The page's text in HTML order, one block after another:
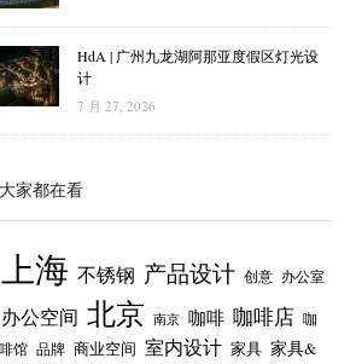
HdA | 广州九龙湖阿那亚度假区灯光设
计
7 月 27, 2026
家都在看
上海 不锈钢 产品设计 创意 办公室
办公空间 北京 南京 咖啡 咖啡店 咖
馆 品牌 商业空间 室内设计 家具 家具&